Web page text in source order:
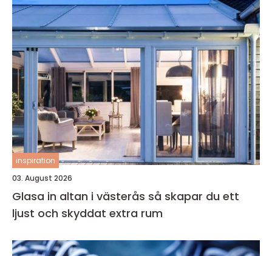
inspiration
03. August 2026
Glasa in altan i västerås så skapar du ett
ljust och skyddat extra rum